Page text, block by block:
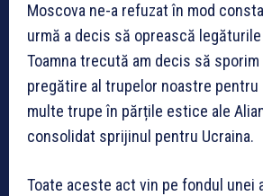
Moscova ne-a refuzat în mod
urmă a decis să oprească
Toamna trecută am decis să sporim
pregătire al trupelor noastre pentru
multe trupe în părțile estice ale
consolidat sprijinul pentru Ucraina.
Toate aceste act vin pe fondul unei